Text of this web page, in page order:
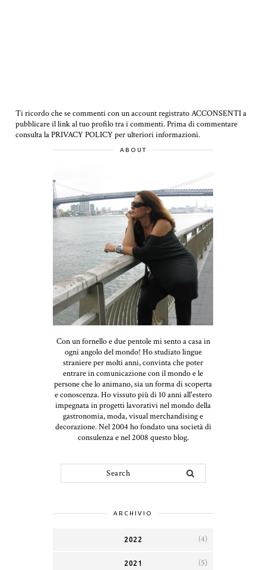
Ti ricordo che se commenti con un account registrato ACCONSENTI a
pubblicare il link al tuo profilo tra i commenti.Prima di commentare
consulta la PRIVACY POLICY per ulteriori informazioni.
ABOUT
Con un fornello e due pentole mi sento a casa in
ogni angolo del mondo! Ho studiato lingue
straniere per molti anni, convinta che poter
entrare in comunicazione con il mondo e le
persone che lo animano, sia un forma di scoperta
e conoscenza. Ho vissuto più di 10 anni all'estero
impegnata in progetti lavorativi nel mondo della
gastronomia, moda, visual merchandising e
decorazione. Nel 2004 ho fondato una società di
consulenza e nel 2008 questo blog.
ARCHIVIO
2022 (4)
2021 (5)